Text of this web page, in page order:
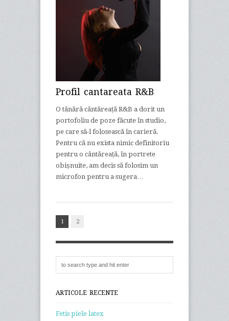
Profil cantareata R&B
O tânără cântăreață R&B a dorit un
portofoliu de poze făcute în studio,
pe care să-l folosească în carieră.
Pentru că nu exista nimic definitoriu
pentru o cântăreață, în portrete
obișnuite, am decis să folosim un
microfon pentru a sugera…
1 2
ARTICOLE RECENTE
Fetis piele latex